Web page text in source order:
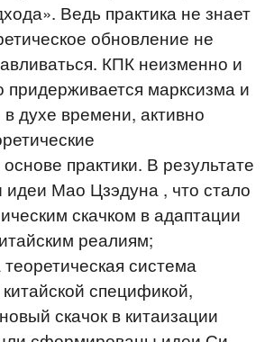
Ведь практика не знает
обновление не
КПК неизменно и
придерживается марксизма и
в духе времени, активно
практики. В результате
Мао Цзэдуна , что стало
скачком в адаптации
реалиям;
система
спецификой,
скачок в китаизации